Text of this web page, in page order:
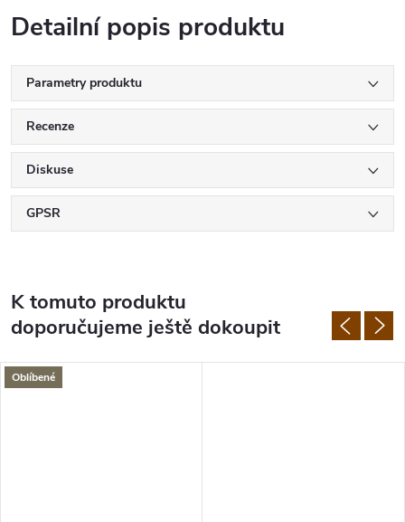
Detailní popis produktu
Parametry produktu
Recenze
Diskuse
GPSR
K tomuto produktu
doporučujeme ještě dokoupit
Oblíbené